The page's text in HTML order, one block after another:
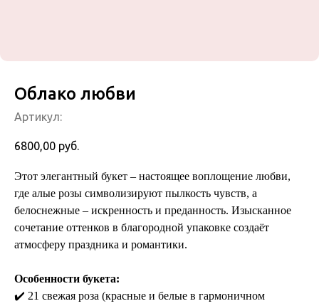
Облако любви
Артикул:
6800,00 руб.
Этот элегантный букет – настоящее воплощение любви,
где алые розы символизируют пылкость чувств, а
белоснежные – искренность и преданность. Изысканное
сочетание оттенков в благородной упаковке создаёт
атмосферу праздника и романтики.
Особенности букета:
✔️ 21 свежая роза (красные и белые в гармоничном